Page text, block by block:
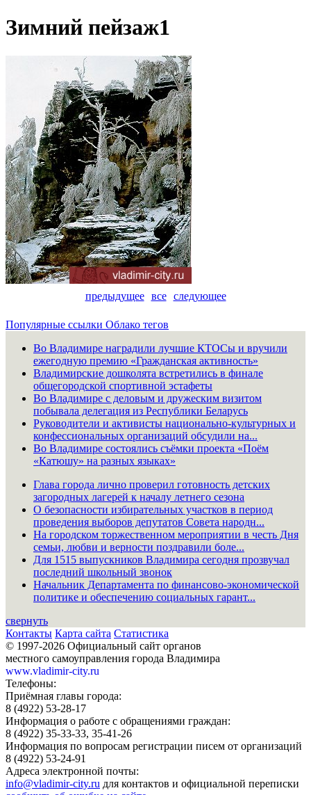
Зимний пейзаж1
предыдущее все следующее
Популярные ссылки Облако тегов
Во Владимире наградили лучшие КТОСы и вручили
ежегодную премию «Гражданская активность»
Владимирские дошколята встретились в финале
общегородской спортивной эстафеты
Во Владимире с деловым и дружеским визитом
побывала делегация из Республики Беларусь
Руководители и активисты национально-культурных и
конфессиональных организаций обсудили на...
Во Владимире состоялись съёмки проекта «Поём
«Катюшу» на разных языках»
Глава города лично проверил готовность детских
загородных лагерей к началу летнего сезона
О безопасности избирательных участков в период
проведения выборов депутатов Совета народн...
На городском торжественном мероприятии в честь Дня
семьи, любви и верности поздравили боле...
Для 1515 выпускников Владимира сегодня прозвучал
последний школьный звонок
Начальник Департамента по финансово-экономической
политике и обеспечению социальных гарант...
свернуть
Контакты Карта сайта Статистика
© 1997-2026 Официальный сайт органов
местного самоуправления города Владимира
www.vladimir-city.ru
Телефоны:
Приёмная главы города:
8 (4922) 53-28-17
Информация о работе с обращениями граждан:
8 (4922) 35-33-33, 35-41-26
Информация по вопросам регистрации писем от организаций
8 (4922) 53-24-91
Адреса электронной почты:
info@vladimir-city.ru для контактов и официальной переписки